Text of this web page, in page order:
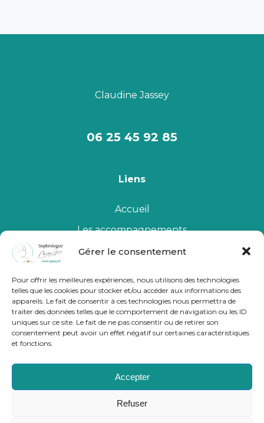
Gérer le consentement
Pour offrir les meilleures expériences, nous utilisons des technologies
telles que les cookies pour stocker et/ou accéder aux informations des
appareils. Le fait de consentir à ces technologies nous permettra de
traiter des données telles que le comportement de navigation ou les ID
uniques sur ce site. Le fait de ne pas consentir ou de retirer son
consentement peut avoir un effet négatif sur certaines caractéristiques
et fonctions.
Accepter
Refuser
Claudine Jassey
06 25 45 92 85
Liens
Accueil
Les accompagnements
Qui suis-je
Me contacter